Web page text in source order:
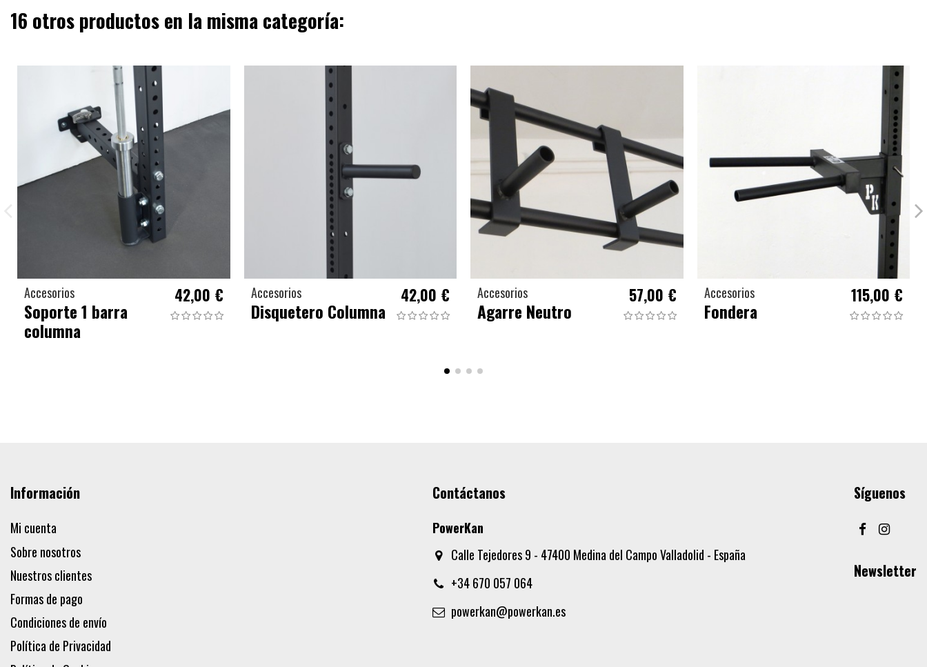
16 otros productos en la misma categoría:
Accesorios
Soporte 1 barra
columna
42,00 € Accesorios
Disquetero Columna
42,00 € Accesorios
Agarre Neutro
57,00 € Accesorios
Fondera
115,00 €
Información
Mi cuenta
Sobre nosotros
Nuestros clientes
Formas de pago
Condiciones de envío
Política de Privacidad
Contáctanos
PowerKan
Calle Tejedores 9 - 47400 Medina del Campo Valladolid - España
+34 670 057 064
powerkan@powerkan.es
Síguenos
Newsletter